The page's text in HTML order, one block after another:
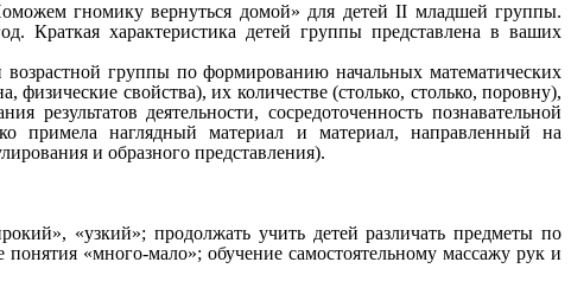
гномику вернуться домой» для детей II младшей группы.
Краткая характеристика детей группы представлена в ваших
группы по формированию начальных математических
свойства), их количестве (столько, столько, поровну),
результатов деятельности, сосредоточенность познавательной
примела наглядный материал и материал, направленный на
и образного представления).
«узкий»; продолжать учить детей различать предметы по
«много-мало»; обучение самостоятельному массажу рук и